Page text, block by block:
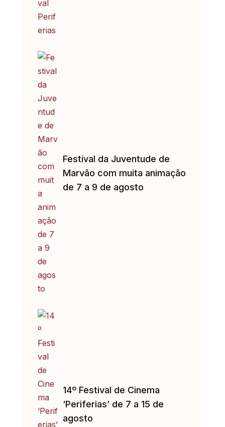
Festival da Juventude de
Marvão com muita animação
de 7 a 9 de agosto
14º Festival de Cinema
‘Periferias’ de 7 a 15 de
agosto